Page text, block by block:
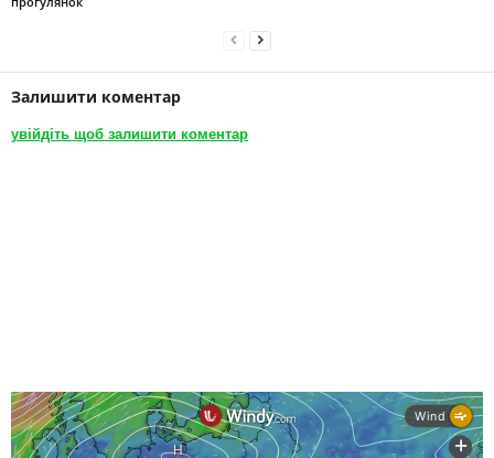
Залишити коментар
увійдіть щоб залишити коментар